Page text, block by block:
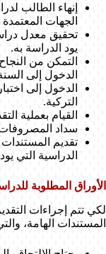
إنهاء الطالب
الجهات
تحقيق معدل
يود الدراسة به.
التمكن من
الدخول إلى
التركية.
القيام بعملية
سداد المصروفات
تقديم
الدراسية التي
الأوراق المطلوبة
لكي تتم إجراءات
المستندات الهامة،